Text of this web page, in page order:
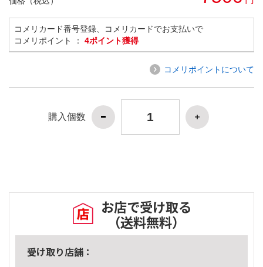
コメリカード番号登録、コメリカードでお支払いで
コメリポイント ： 4ポイント獲得
コメリポイントについて
購入個数
お店で受け取る
（送料無料）
受け取り店舗：